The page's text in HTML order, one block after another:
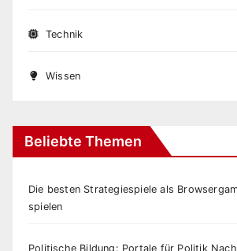
Technik
Wissen
Beliebte Themen
Die besten Strategiespiele als
spielen
Politische Bildung: Portale für Politik